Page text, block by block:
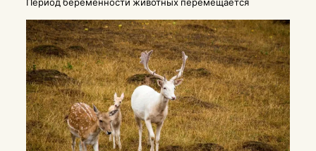
Период беременности животных перемещается